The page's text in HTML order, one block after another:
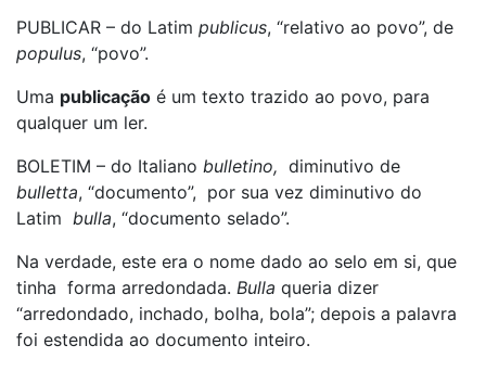
PUBLICAR – do Latim publicus, “relativo ao povo”, de
populus, “povo”.
Uma publicação é um texto trazido ao povo, para
qualquer um ler.
BOLETIM – do Italiano bulletino, diminutivo de
bulletta, “documento”, por sua vez diminutivo do
Latim bulla, “documento selado”.
Na verdade, este era o nome dado ao selo em si, que
tinha forma arredondada. Bulla queria dizer
“arredondado, inchado, bolha, bola”; depois a palavra
foi estendida ao documento inteiro.